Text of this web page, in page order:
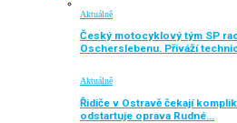
Aktuálně
Český motocyklový tým SP
Oscherslebenu. Přiváží
Aktuálně
Řidiče v Ostravě čekají
odstartuje oprava Rudné…